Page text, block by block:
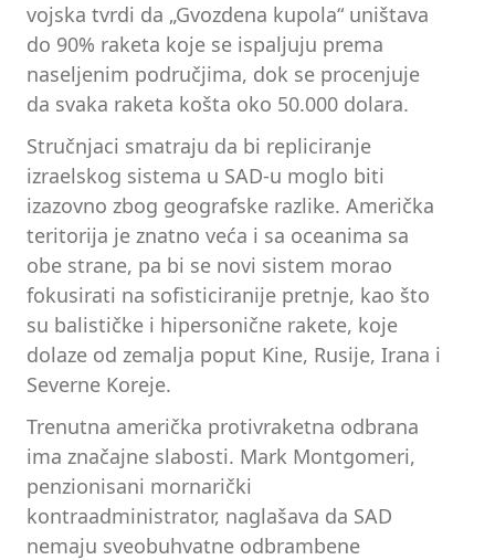
vojska tvrdi da „Gvozdena kupola“ uništava
do 90% raketa koje se ispaljuju prema
naseljenim područjima, dok se procenjuje
da svaka raketa košta oko 50.000 dolara.
Stručnjaci smatraju da bi repliciranje
izraelskog sistema u SAD-u moglo biti
izazovno zbog geografske razlike. Američka
teritorija je znatno veća i sa oceanima sa
obe strane, pa bi se novi sistem morao
fokusirati na sofisticiranije pretnje, kao što
su balističke i hipersonične rakete, koje
dolaze od zemalja poput Kine, Rusije, Irana i
Severne Koreje.
Trenutna američka protivraketna odbrana
ima značajne slabosti. Mark Montgomeri,
penzionisani mornarički
kontraadministrator, naglašava da SAD
nemaju sveobuhvatne odbrambene